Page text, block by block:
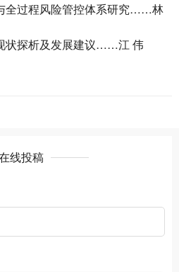
全过程风险管控体系研究……林
状探析及发展建议……江 伟
线投稿